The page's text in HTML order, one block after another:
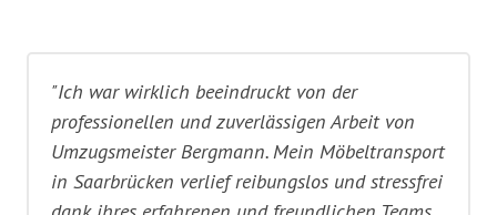
"Ich war wirklich beeindruckt von der
professionellen und zuverlässigen Arbeit von
Umzugsmeister Bergmann. Mein Möbeltransport
in Saarbrücken verlief reibungslos und stressfrei